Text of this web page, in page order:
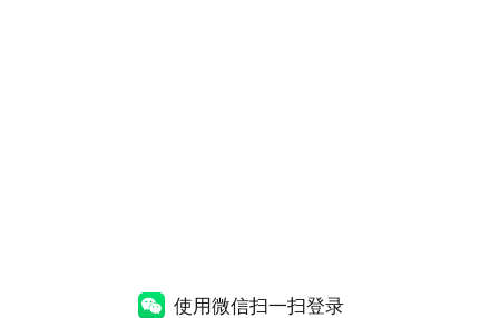
使用微信扫一扫登录